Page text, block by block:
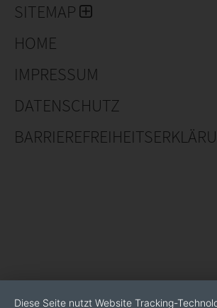
SITEMAP
HOME
IMPRESSUM
DATENSCHUTZ
Diese Seite nutzt Website Tracking-